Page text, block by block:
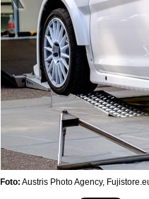
Foto: Austris Photo Agency,